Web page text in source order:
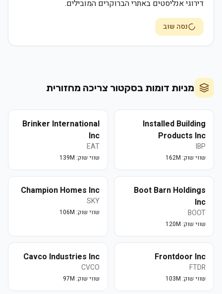
דירוגי אנליסטים באתרי הברוקרים המובילים.
נסה שוב
מניות דומות בסקטור צריכה מחזורית
Installed Building
Products Inc
IBP
שווי שוק: 162M
Brinker International
Inc
EAT
שווי שוק: 139M
Boot Barn Holdings
Inc
BOOT
שווי שוק: 120M
Champion Homes Inc
SKY
שווי שוק: 106M
Frontdoor Inc
FTDR
שווי שוק: 103M
Cavco Industries Inc
CVCO
שווי שוק: 97M